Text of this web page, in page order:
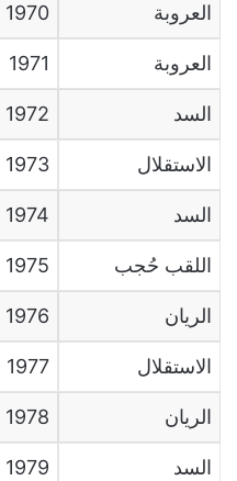
العروبة 1970
العروبة 1971
السد 1972
الاستقلال 1973
السد 1974
اللقب حُجب 1975
الريان 1976
الاستقلال 1977
الريان 1978
السد 1979